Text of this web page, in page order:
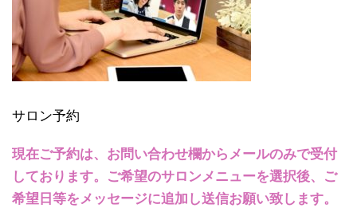
サロン予約
現在ご予約は、お問い合わせ欄からメールのみで受付
しております。ご希望のサロンメニューを選択後、ご
希望日等をメッセージに追加し送信お願い致します。